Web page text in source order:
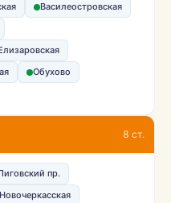
Василеостровская
Обухово
8 ст.
пр.
Новочеркасская